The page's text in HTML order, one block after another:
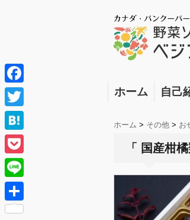
ホーム 自己
ホーム > その他 > お
「 国産柑
F
a
c
e
b
o
o
T
w
i
e
H
a
t
e
n
P
o
c
L
i共